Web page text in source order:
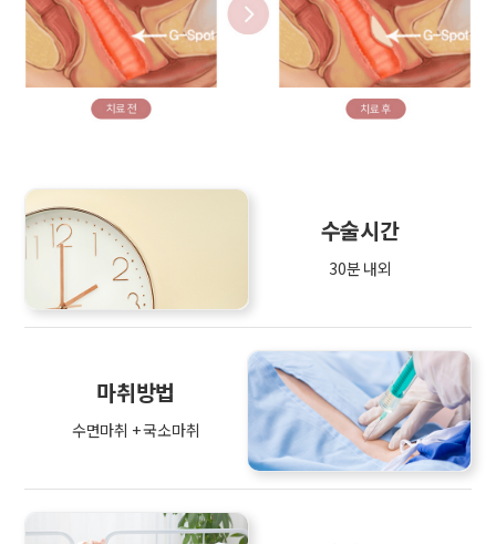
수술시간
30분 내외
마취방법
수면마취 + 국소마취